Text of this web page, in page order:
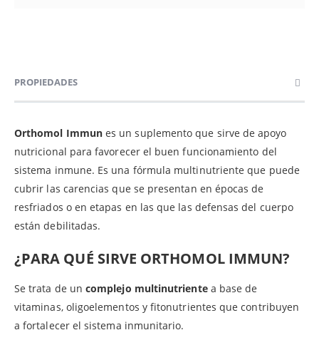
PROPIEDADES
Orthomol Immunes un suplemento que sirve de apoyo
nutricional para favorecer el buen funcionamiento del
sistema inmune. Es una fórmula multinutriente que puede
cubrir las carencias que se presentan en épocas de
resfriados o en etapas en las que las defensas del cuerpo
están debilitadas.
¿PARA QUÉ SIRVE ORTHOMOL IMMUN?
Se trata de uncomplejo multinutrientea base de
vitaminas, oligoelementos y fitonutrientes que contribuyen
a fortalecer el sistema inmunitario.